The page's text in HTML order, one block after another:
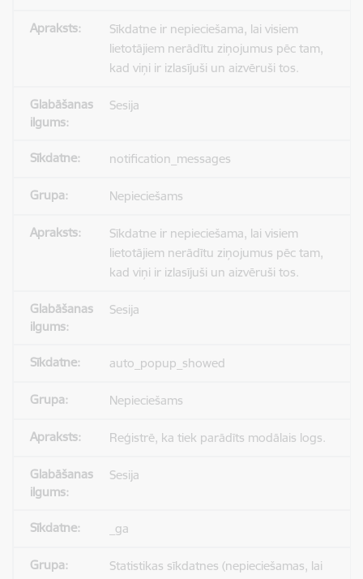
Sīkdatne ir nepieciešama, lai visiem
lietotājiem nerādītu ziņojumus pēc tam,
kad viņi ir izlasījuši un aizvēruši tos.
Sesija
notification_messages
Nepieciešams
Sīkdatne ir nepieciešama, lai visiem
lietotājiem nerādītu ziņojumus pēc tam,
kad viņi ir izlasījuši un aizvēruši tos.
Sesija
auto_popup_showed
Nepieciešams
Reģistrē, ka tiek parādīts modālais logs.
Sesija
_ga
Statistikas sīkdatnes (nepieciešamas, lai